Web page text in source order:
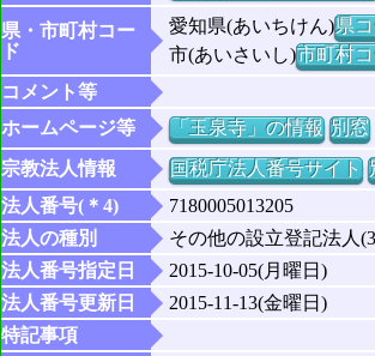
県・市町村コー
ド
愛知県(あいちけん)県
市(あいさいし)市町村
コメント等
ホームページ等
「玉泉寺」の情報 別窓
宗教法人情報
国税庁法人番号サイト
法人番号(＊4)
7180005013205
法人の種別
その他の設立登記法人
法人番号指定日
2015-10-05(月曜日)
法人番号更新日
2015-11-13(金曜日)
特記事項